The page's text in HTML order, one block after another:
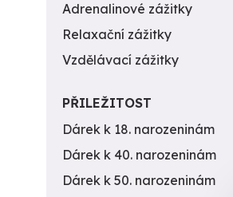
Adrenalinové zážitky
Relaxační zážitky
Vzdělávací zážitky
PŘILEŽITOST
Dárek k 18. narozeninám
Dárek k 40. narozeninám
Dárek k 50. narozeninám